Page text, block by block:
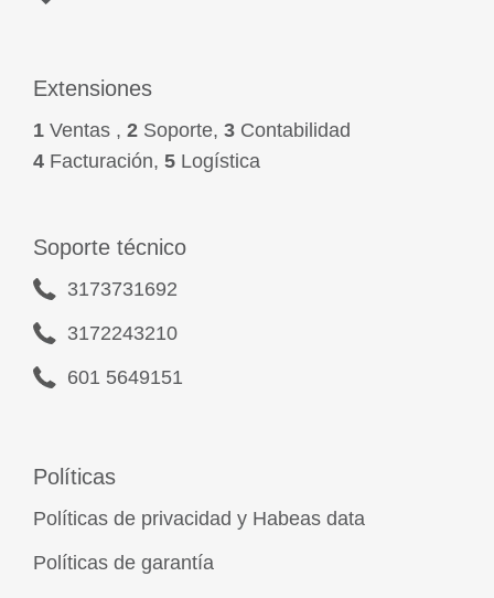
Extensiones
1 Ventas , 2 Soporte, 3 Contabilidad
4 Facturación, 5 Logística
Soporte técnico
3173731692
3172243210
601 5649151
Políticas
Políticas de privacidad y Habeas data
Políticas de garantía